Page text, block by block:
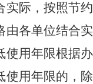
际， 按照节
由各单位结合
使用年限根据
使用年限的，